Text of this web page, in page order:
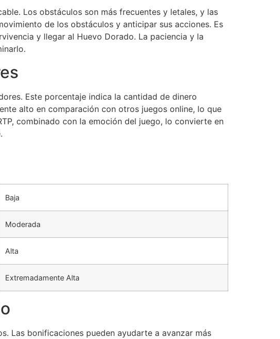
Los obstáculos son más frecuentes y letales, y las
de los obstáculos y anticipar sus acciones. Es
y llegar al Huevo Dorado. La paciencia y la
Este porcentaje indica la cantidad de dinero
alto en comparación con otros juegos online, lo que
combinado con la emoción del juego, lo convierte en
Baja
Moderada
Alta
Extremadamente Alta
Las bonificaciones pueden ayudarte a avanzar más